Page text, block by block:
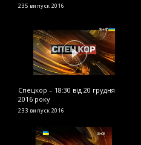
235 випуск 2016
Спецкор – 18:30 від 20 грудня
2016 року
233 випуск 2016